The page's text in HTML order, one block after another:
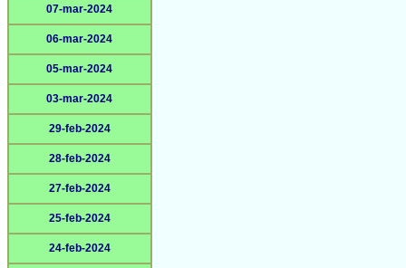
07-mar-2024
06-mar-2024
05-mar-2024
03-mar-2024
29-feb-2024
28-feb-2024
27-feb-2024
25-feb-2024
24-feb-2024